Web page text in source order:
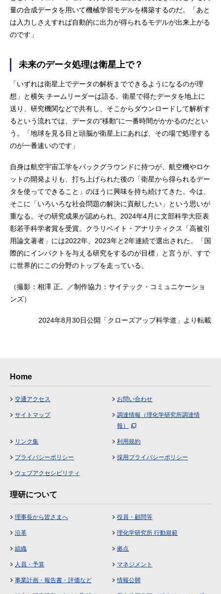
量の合成データを用いて機械学習モデルを構築するのだ。「あと
は入力しさえすれば自動的に出力が得られるモデルが出来上がる
のです」
未来のデータ処理は衛星上で？
「いずれは衛星上でデータの解析までできるようになるのが理
想」と横矢 チームリーダーは語る。衛星で得たデータを地上に
送り、研究機関などで共有し、そこからダウンロードして解析す
るという流れでは、データの"移動"に一番時間がかかるのだとい
う。「地球を見る目と頭脳が衛星上にあれば、その場で処理する
のが一番速いのです」
自身は航空宇宙工学をバックグラウンドに持つが、航空機やロケ
ットの開発よりも、打ち上げられた後の「衛星から得られるデー
タを使ってできること」のほうに興味を持ち続けてきた。今は、
そこに「いろいろな社会問題の解決に貢献したい」という思いが
重なる。その研究成果が認められ、2024年4月に文部科学大臣表
彰若手科学者賞を受賞。クラリベイト・アナリティクス「高被引
用論文著者」には2022年、2023年と2年連続で選出された。「国
際的にインパクトを与える研究をするのが目標」と言うが、すで
に世界的にこの分野のトップを走っている。
（撮影：相澤 正。／制作協力：サイテック・コミュニケーショ
ンズ）
2024年8月30日公開「クローズアップ科学道」より転載
Home
交通アクセス お問い合わせ
サイトマップ
調達情報（理化学研究所調達情
報）
リンク集 利用規約
プライバシーポリシー 採用プライバシーポリシー
ウェブアクセシビリティ
理研について
理事長から皆さまへ 役員・顧問等
沿革 理化学研究所 行動規範
組織 拠点
人員・予算 マネジメント
事業計画・報告書・評価など 情報公開